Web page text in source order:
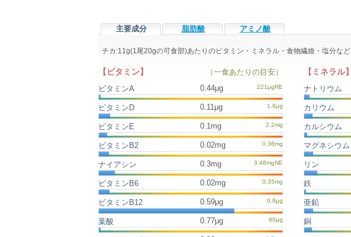
主要成分 脂肪酸 アミノ酸
チカ:11g(1尾20gの可食部)あたりのビタミン・ミネラル・食物繊維・塩分など
【ビタミン】
（一食あたりの目安）
ビタミンA
0.44μg
ビタミンD 0.11μg
ビタミンE 0.1mg
ビタミンB2 0.02mg
ナイアシン 0.3mg
ビタミンB6 0.02mg
ビタミンB12 0.59μg
葉酸 0.77μg
【ミネラル】
ナトリウム
カリウム
カルシウム
マグネシウム
リン
鉄
亜鉛
銅